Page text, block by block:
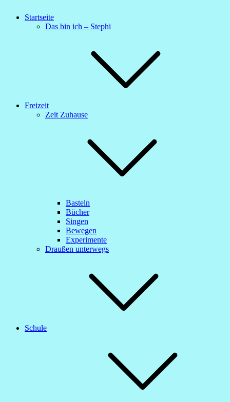
Startseite
Das bin ich – Stephi
Freizeit
Zeit Zuhause
Basteln
Bücher
Singen
Bewegen
Experimente
Draußen unterwegs
Schule